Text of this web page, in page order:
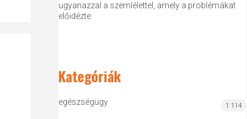
ugyanazzal a szemlélettel, amely a problémákat
előidézte
Kategóriák
egészségügy 1 114